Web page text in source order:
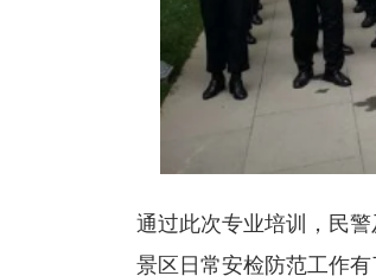
通过此次专业培训，民
景区日常安检防范工作